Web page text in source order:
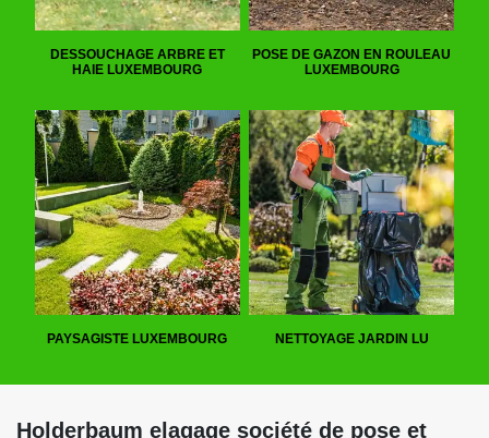
DESSOUCHAGE ARBRE ET
HAIE LUXEMBOURG
POSE DE GAZON EN ROULEAU
LUXEMBOURG
PAYSAGISTE LUXEMBOURG NETTOYAGE JARDIN LU
Holderbaum elagage société de pose et